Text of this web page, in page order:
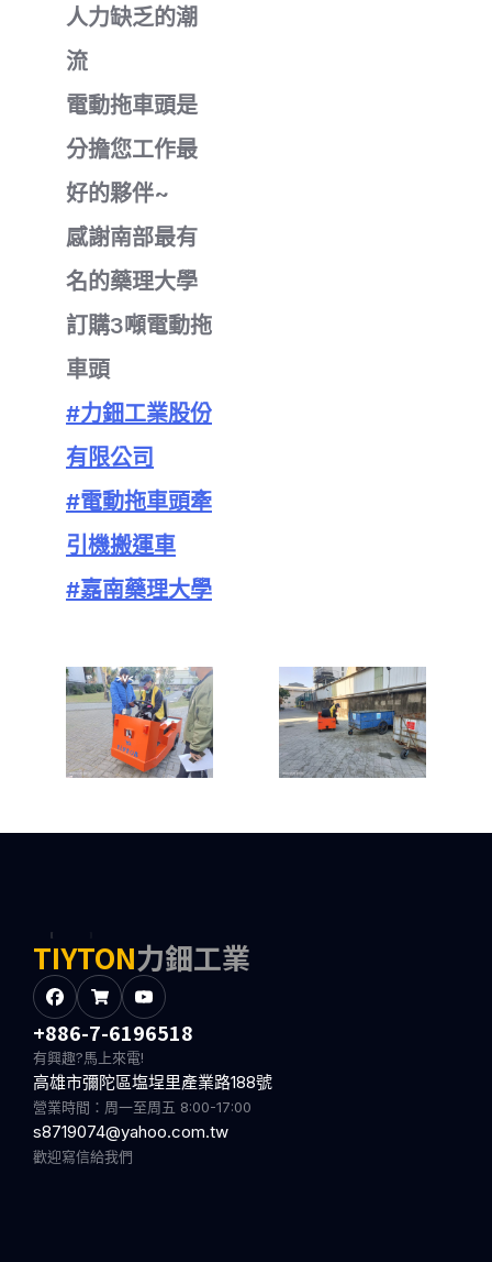
人力缺乏的潮
流
電動拖車頭是
分擔您工作最
好的夥伴~
感謝南部最有
名的藥理大學
訂購3噸電動拖
車頭
#力鈿工業股份
有限公司
#電動拖車頭牽
引機搬運車
#嘉南藥理大學
TIYTON力鈿工業
+886-7-6196518
有興趣?馬上來電!
高雄市彌陀區塩埕里產業路188號
營業時間：周一至周五 8:00-17:00
s8719074@yahoo.com.tw
歡迎寫信給我們